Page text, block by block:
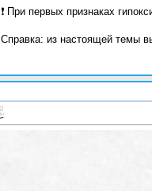
❗ При первых признаках
Справка: из настоящей темы